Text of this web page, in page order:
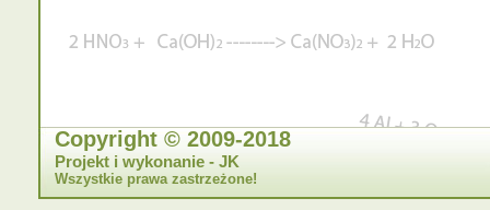
Copyright © 2009-2018
Projekt i wykonanie - JK
Wszystkie prawa zastrzeżone!